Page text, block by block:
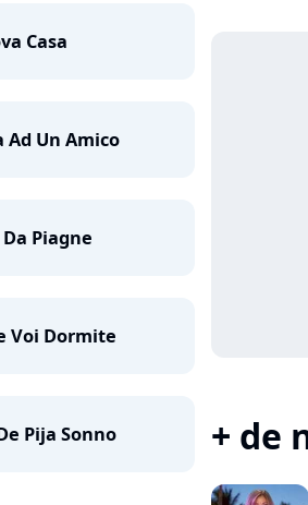
Casa
Ad Un Amico
Piagne
Voi Dormite
Pija Sonno + de